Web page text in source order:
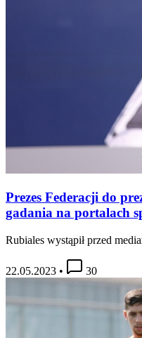
Prezes Federacji do
gadania na portalach
Rubiales wystąpił przed
22.05.2023 • 30